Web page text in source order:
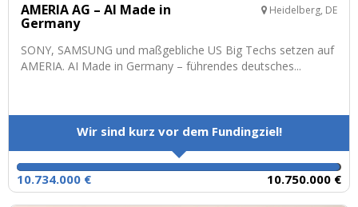
AMERIA AG – AI Made in
Germany
Heidelberg, DE
SONY, SAMSUNG und maßgebliche US Big Techs setzen auf
AMERIA. AI Made in Germany – führendes deutsches...
Wir sind kurz vor dem Fundingziel!
10.734.000 € 10.750.000 €